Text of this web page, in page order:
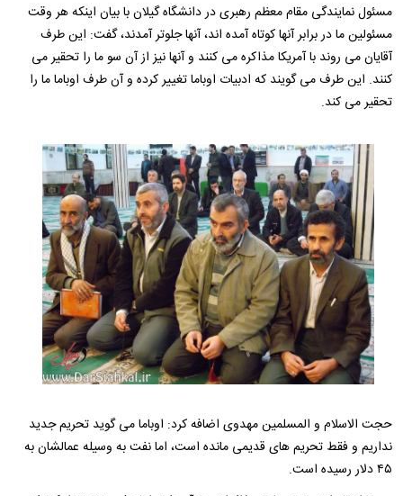
مسئول نمایندگی مقام معظم رهبری در دانشگاه گیلان با بیان اینکه هر وقت
مسئولین ما در برابر آنها کوتاه آمده اند، آنها جلوتر آمدند، گفت: این طرف
آقایان می روند با آمریکا مذاکره می کنند و آنها نیز از آن سو ما را تحقیر می
کنند. این طرف می گویند که ادبیات اوباما تغییر کرده و آن طرف اوباما ما را
تحقیر می کند.
حجت الاسلام و المسلمین مهدوی اضافه کرد: اوباما می گوید تحریم جدید
نداریم و فقط تحریم های قدیمی مانده است، اما نفت به وسیله عمالشان به
۴۵ دلار رسیده است.